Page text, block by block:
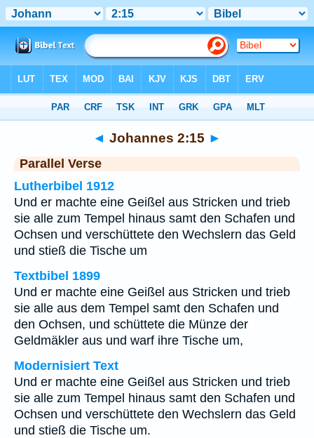
◄ Johannes 2:15 ►
Parallel Verse
Lutherbibel 1912
Und er machte eine Geißel aus Stricken und trieb
sie alle zum Tempel hinaus samt den Schafen und
Ochsen und verschüttete den Wechslern das Geld
und stieß die Tische um
Textbibel 1899
Und er machte eine Geißel aus Stricken und trieb
sie alle aus dem Tempel samt den Schafen und
den Ochsen, und schüttete die Münze der
Geldmäkler aus und warf ihre Tische um,
Modernisiert Text
Und er machte eine Geißel aus Stricken und trieb
sie alle zum Tempel hinaus samt den Schafen und
Ochsen und verschüttete den Wechslern das Geld
und stieß die Tische um.